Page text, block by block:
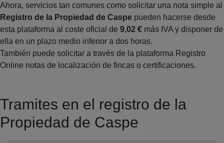
Ahora, servicios tan comunes como solicitar una nota simple al
Registro de la Propiedad de Caspe pueden hacerse desde
esta plataforma al coste oficial de 9,02 € más IVA y disponer de
ella en un plazo medio inferior a dos horas.
También puede solicitar a través de la plataforma Registro
Online notas de localización de fincas o certificaciones.
Tramites en el registro de la
Propiedad de Caspe